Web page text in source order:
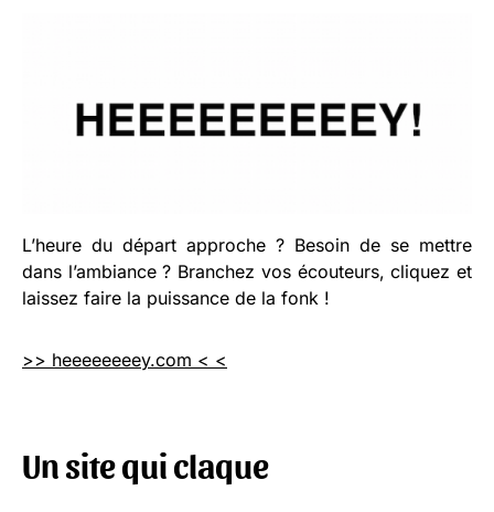
L’heure du départ approche ? Besoin de se mettre
dans l’ambiance ? Branchez vos écouteurs, cliquez et
laissez faire la puissance de la fonk !
>> heeeeeeeey.com < <
Un site qui claque